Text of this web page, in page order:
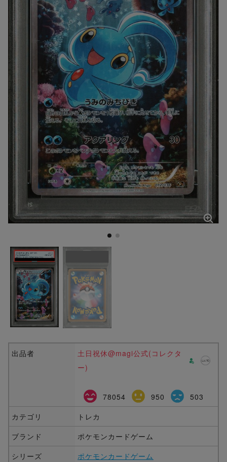
出品者
土日祝休@magi公式(コレクタ
ー)
78054 950
503
カテゴリ
トレカ
ブランド
ポケモンカードゲーム
シリーズ
ポケモンカードゲーム